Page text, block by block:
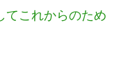
これからのため